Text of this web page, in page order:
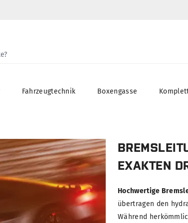
Fahrzeugtechnik Boxengasse
EXAKTEN
Hochwertige
übertragen den
Während